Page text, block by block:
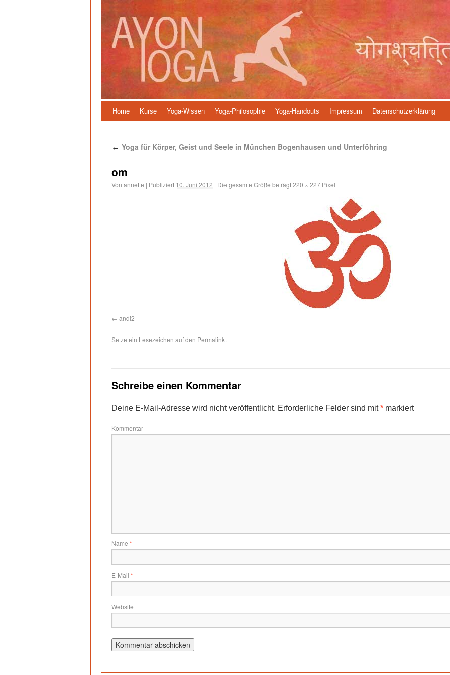
Home Kurse Yoga-Wissen Yoga-Philosophie Yoga-Handouts Impressum Datenschutzerklärung
← Yoga für Körper, Geist und Seele in München Bogenhausen und Unterföhring
om
Von annette | Publiziert 10. Juni 2012 | Die gesamte Größe beträgt220 × 227 Pixel
andi2
Setze ein Lesezeichen auf den Permalink.
Schreibe einen Kommentar
Deine E-Mail-Adresse wird nicht veröffentlicht. Erforderliche Felder sind mit* markiert
Kommentar
Name *
E-Mail *
Website